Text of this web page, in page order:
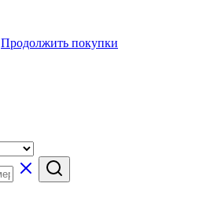
Продолжить покупки